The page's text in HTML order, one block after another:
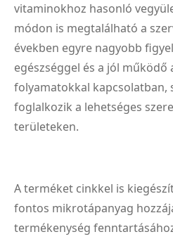
vitaminokhoz hasonló
módon is megtalálható a
években egyre nagyobb
egészséggel és a jól működő
folyamatokkal kapcsolatban,
foglalkozik a lehetséges
területeken.
A terméket cinkkel is
fontos mikrotápanyag
termékenység